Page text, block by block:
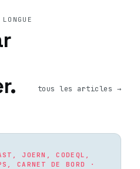
tous les articles →
JOERN, CODEQL,
CARNET DE BORD ·